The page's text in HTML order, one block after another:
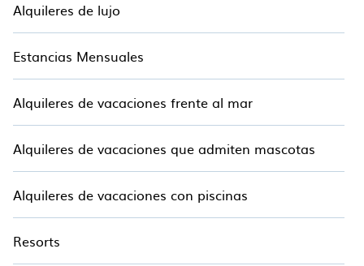
Alquileres de lujo
Estancias Mensuales
Alquileres de vacaciones frente al mar
Alquileres de vacaciones que admiten mascotas
Alquileres de vacaciones con piscinas
Resorts